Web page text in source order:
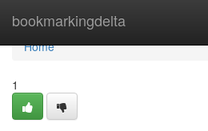
bookmarkingdelta
Home
Home
1